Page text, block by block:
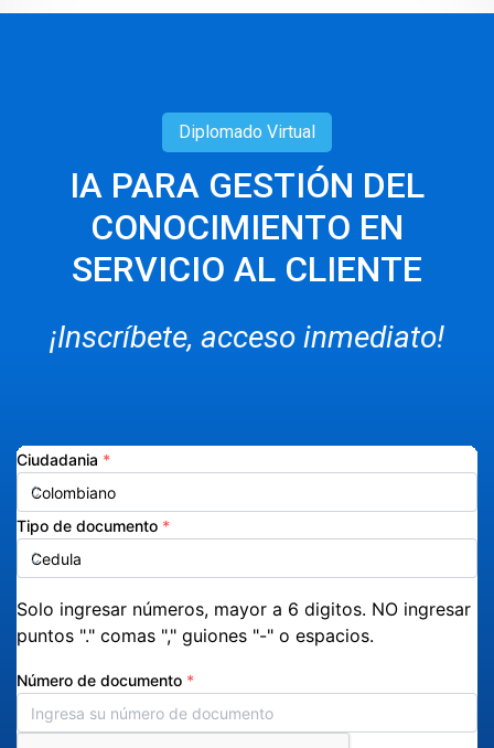
Diplomado Virtual
IA PARA GESTIÓN DEL
CONOCIMIENTO EN
SERVICIO AL CLIENTE
¡Inscríbete, acceso inmediato!